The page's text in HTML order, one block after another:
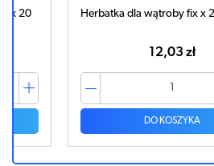
x 20 Herbatka dla wątroby fix x
12,03 zł
DO KOSZYKA